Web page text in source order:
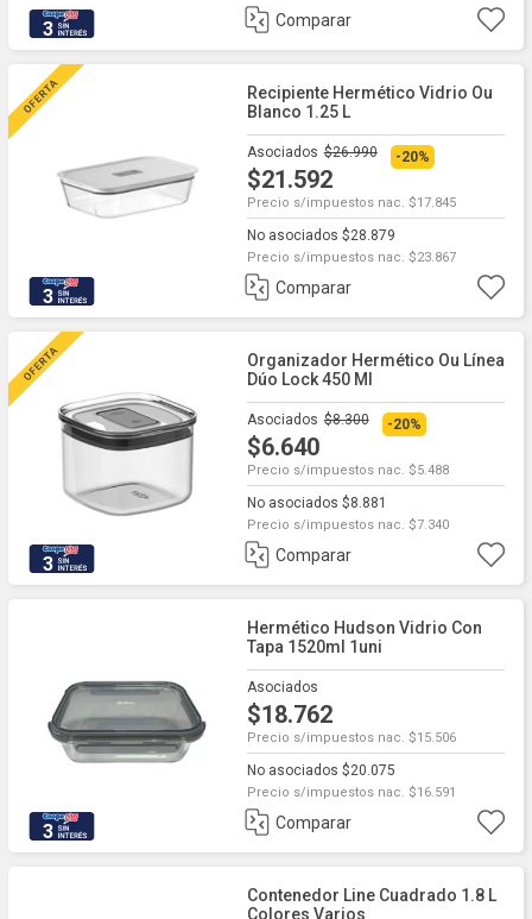
3 Comparar
3
Recipiente Hermético Vidrio Ou
Blanco 1.25 L
Asociados $26.990
$21.592
-20%
Precio s/impuestos nac. $17.845
No asociados $28.879
Precio s/impuestos nac. $23.867
Comparar
3
Organizador Hermético Ou Línea
Dúo Lock 450 Ml
Asociados $8.300
$6.640
-20%
Precio s/impuestos nac. $5.488
No asociados $8.881
Precio s/impuestos nac. $7.340
Comparar
3
Hermético Hudson Vidrio Con
Tapa 1520ml 1uni
Asociados
$18.762
Precio s/impuestos nac. $15.506
No asociados $20.075
Precio s/impuestos nac. $16.591
Comparar
Contenedor Line Cuadrado 1.8 L
Colores Varios